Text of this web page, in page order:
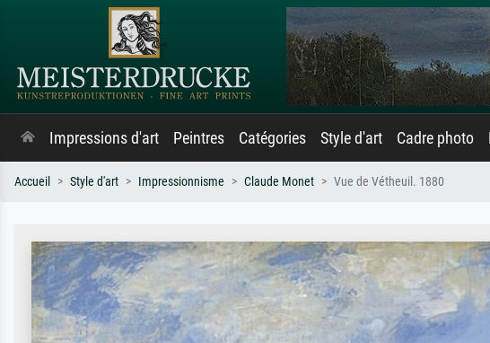
Impressions d'art Peintres Catégories Style d'art Cadre photo
Accueil Style d'art Impressionnisme Claude Monet Vue de Vétheuil. 1880